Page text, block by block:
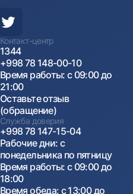
Контакт-центр
1344
+998 78 148-00-10
Время работы: с 09:00 до
21:00
Оставьте отзыв
(обращение)
Служба доверия
+998 78 147-15-04
Рабочие дни: с
понедельника по пятницу
Время работы: с 09:00 до
18:00
Время обеда: с 13:00 до